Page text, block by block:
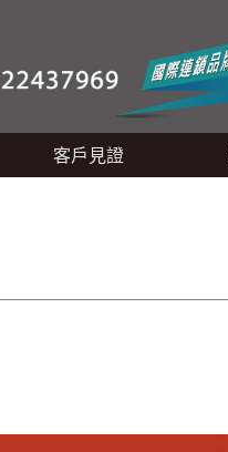
客戶見證